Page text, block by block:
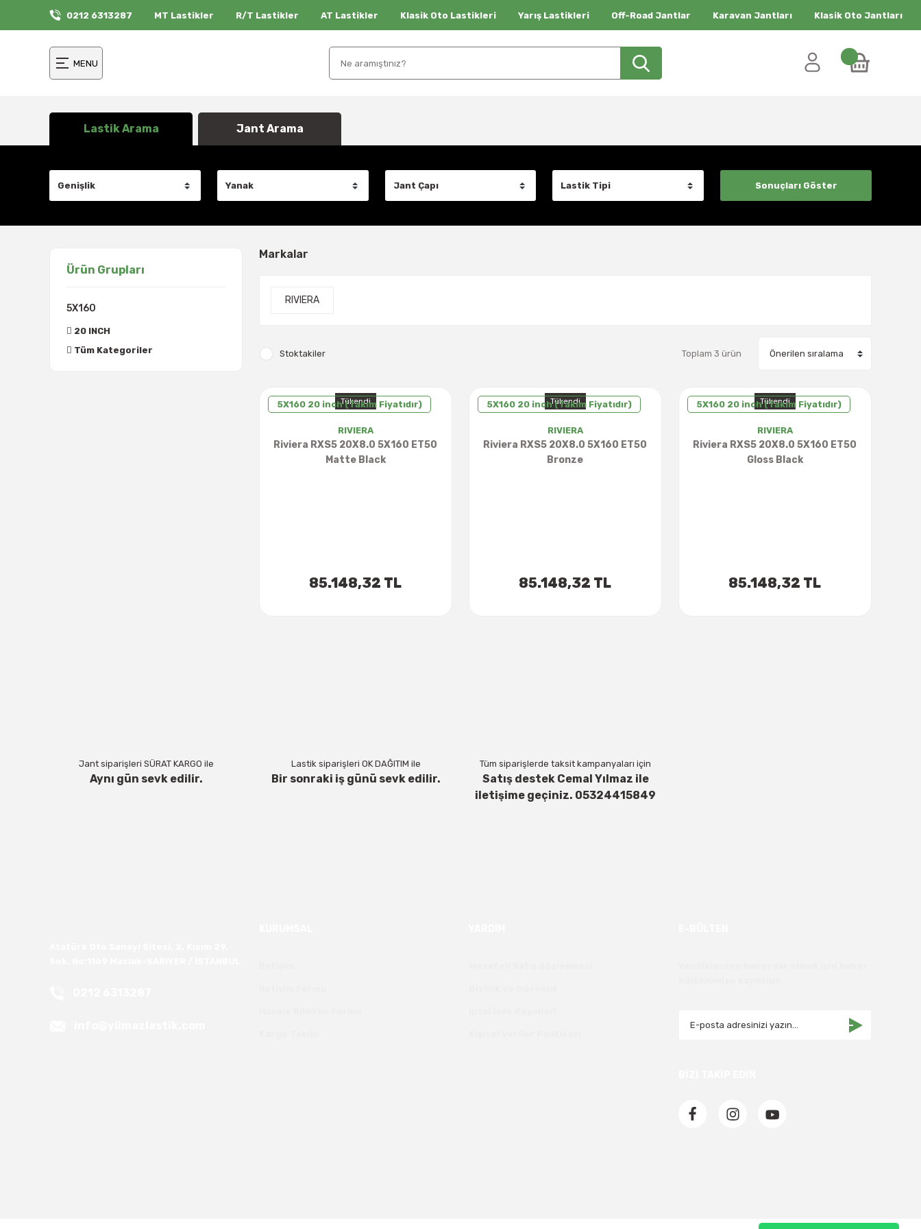
0212 6313287 MT Lastikler R/T Lastikler AT Lastikler Klasik Oto Lastikleri Yarış Lastikleri Off-Road Jantlar Karavan Jantları Klasik Oto Jantları
MENU
Lastik Arama Jant Arama
Ürün Grupları
5X160
20 INCH
Tüm Kategoriler
Markalar
RIVIERA
Stoktakiler Toplam 3 ürün
Tükendi
5X160 20 inch (Takım Fiyatıdır)
RIVIERA
Riviera RXS5 20X8.0 5X160 ET50
Matte Black
85.148,32 TL
Tükendi
5X160 20 inch (Takım Fiyatıdır)
RIVIERA
Riviera RXS5 20X8.0 5X160 ET50
Bronze
85.148,32 TL
Tükendi
5X160 20 inch (Takım Fiyatıdır)
RIVIERA
Riviera RXS5 20X8.0 5X160 ET50
Gloss Black
85.148,32 TL
Jant siparişleri SÜRAT KARGO ile
Aynı gün sevk edilir.
Lastik siparişleri OK DAĞITIM ile
Bir sonraki iş günü sevk edilir.
Tüm siparişlerde taksit kampanyaları için
Satış destek Cemal Yılmaz ile
iletişime geçiniz. 05324415849